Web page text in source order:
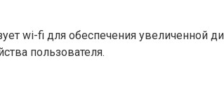
wi-fi для обеспечения увеличенной
пользователя.